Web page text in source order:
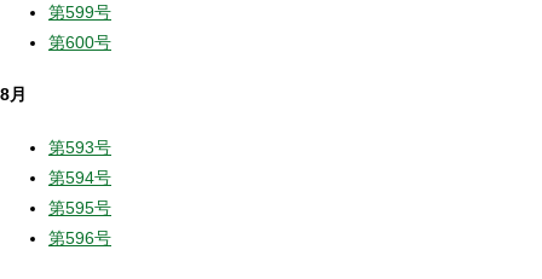
第599号
第600号
8月
第593号
第594号
第595号
第596号